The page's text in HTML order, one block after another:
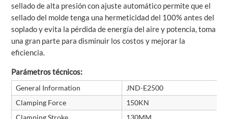
sellado de alta presión con ajuste automático permite que el
sellado del molde tenga una hermeticidad del 100% antes del
soplado y evita la pérdida de energía del aire y potencia, toma
una gran parte para disminuir los costos y mejorar la
eficiencia.
Parámetros técnicos:
General Information
JND-E2500
Clamping Force
150KN
Clamping Stroke
130MM